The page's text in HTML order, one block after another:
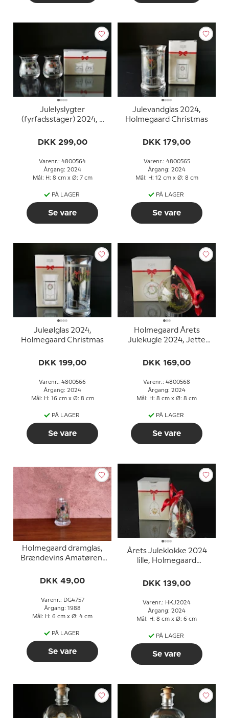
Julelyslygter
(fyrfadsstager) 2024, 2
Christmas
DKK 299,00
Varenr.: 4800564
Årgang: 2024
Mål: H: 8 cm x Ø: 7 cm
PÅ LAGER
Se vare
Julevandglas 2024,
Holmegaard Christmas
DKK 179,00
Varenr.: 4800565
Årgang: 2024
Mål: H: 12 cm x Ø: 8 cm
PÅ LAGER
Se vare
Juleølglas 2024,
Holmegaard Christmas
DKK 199,00
Varenr.: 4800566
Årgang: 2024
Mål: H: 16 cm x Ø: 8 cm
PÅ LAGER
Se vare
Holmegaard Årets
Julekugle 2024, Jette
DKK 169,00
Varenr.: 4800568
Årgang: 2024
Mål: H: 8 cm x Ø: 8 cm
PÅ LAGER
Se vare
Holmegaard dramglas,
Brændevins Amatøren,
DKK 49,00
Varenr.: DG4757
Årgang: 1988
Mål: H: 6 cm x Ø: 4 cm
PÅ LAGER
Se vare
Årets Juleklokke 2024
lille, Holmegaard
DKK 139,00
Varenr.: HKJ2024
Årgang: 2024
Mål: H: 8 cm x Ø: 6 cm
PÅ LAGER
Se vare